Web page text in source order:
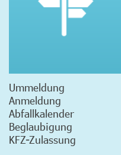
Ummeldung
Anmeldung
Abfallkalender
Beglaubigung
KFZ-Zulassung